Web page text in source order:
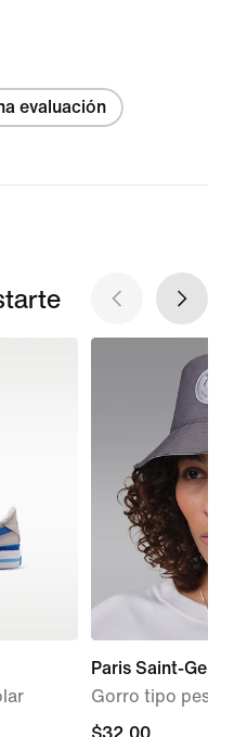
evaluación
Paris Saint-
Gorro tipo